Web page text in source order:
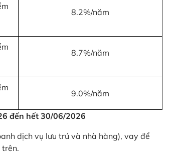
8.2%/năm
8.7%/năm
9.0%/năm
đến hết 30/06/2026
dịch vụ lưu trú và nhà hàng), vay để
trên.